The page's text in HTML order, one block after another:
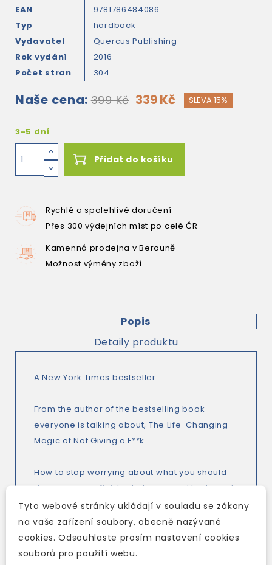
EAN
9781786484086
Typ
hardback
Vydavatel
Quercus Publishing
Rok vydání
2016
Počet stran
304
Naše cena: 399 Kč 339 Kč SLEVA 15%
3-5 dní
Přidat do košíku
Rychlé a spolehlivé doručení
Přes 300 výdejních míst po celé ČR
Kamenná prodejna v Berouně
Možnost výměny zboží
Popis
Detaily produktu
A New York Times bestseller.
From the author of the bestselling book
everyone is talking about, The Life-Changing
Magic of Not Giving a F**k.
How to stop worrying about what you should
do, so you can finish what you need to do and
start doing what you want to do.
Ever find yourself snowed under at the office -
or even just glued to the sofa - when you
Tyto webové stránky ukládají v souladu se zákony
na vaše zařízení soubory, obecně nazývané
cookies. Odsouhlaste prosím nastavení cookies
souborů pro použití webu.